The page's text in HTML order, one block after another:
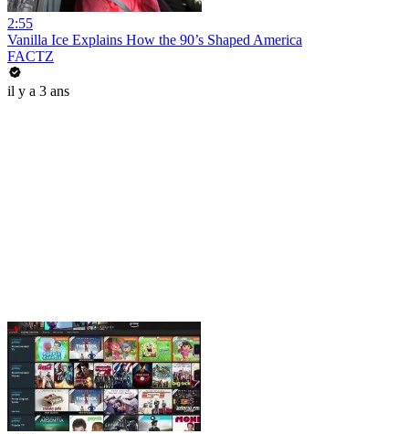
2:55
Vanilla Ice Explains How the 90’s Shaped America
FACTZ
il y a 3 ans